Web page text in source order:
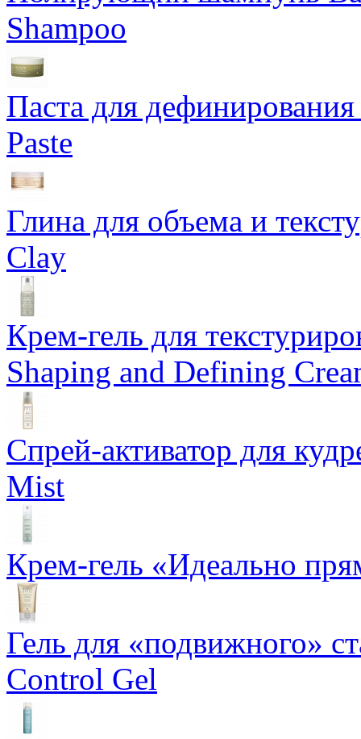
Shampoo
Паста для
Paste
Глина для объема и
Clay
Крем-гель для
Shaping and Defining
Спрей-активатор для
Mist
Крем-гель «Идеально
Гель для «подвижного»
Control Gel